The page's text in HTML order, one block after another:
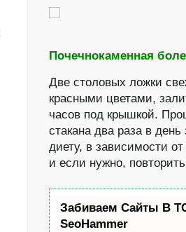
Почечнокаменная
Две столовых ложки
красными цветами,
часов под крышкой.
стакана два раза в
диету, в зависимости
и если нужно,
Забиваем Сайты В
SeoHammer